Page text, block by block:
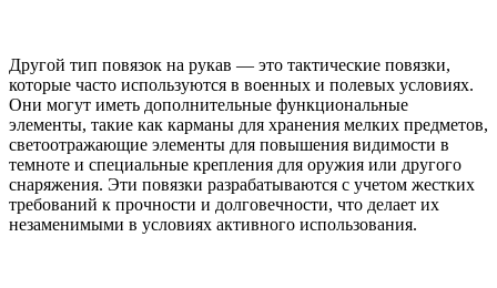
Другой тип повязок на рукав — это тактические повязки,
которые часто используются в военных и полевых условиях.
Они могут иметь дополнительные функциональные
элементы, такие как карманы для хранения мелких предметов,
светоотражающие элементы для повышения видимости в
темноте и специальные крепления для оружия или другого
снаряжения. Эти повязки разрабатываются с учетом жестких
требований к прочности и долговечности, что делает их
незаменимыми в условиях активного использования.